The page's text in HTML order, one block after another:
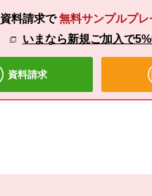
資料請求で無料サンプルプレ
いまなら新規ご加入で
資料請求